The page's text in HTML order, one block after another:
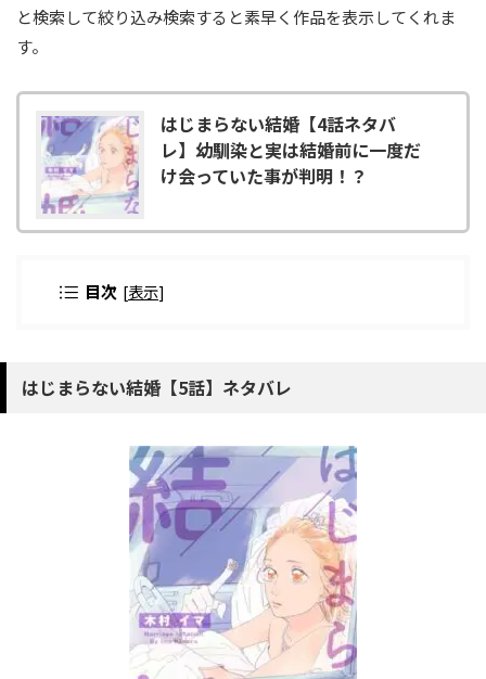
と検索して絞り込み検索すると素早く作品を表示してくれま
す。
はじまらない結婚【4話ネタバ
レ】幼馴染と実は結婚前に一度だ
け会っていた事が判明！？
目次 [表示]
はじまらない結婚【5話】ネタバレ